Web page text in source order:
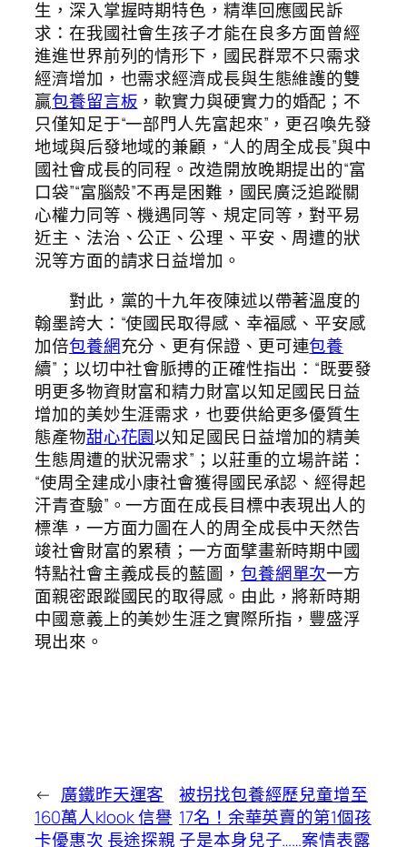
生，深入掌握時期特色，精準回應國民訴
求：在我國社會生孩子才能在良多方面曾經
進進世界前列的情形下，國民群眾不只需求
經濟增加，也需求經濟成長與生態維護的雙
贏包養留言板 ，軟實力與硬實力的婚配；不
只僅知足于“一部門人先富起來”，更召喚先發
地域與后發地域的兼顧，“人的周全成長”與中
國社會成長的同程。改造開放晚期提出的“富
口袋”“富腦殼”不再是困難，國民廣泛追蹤關
心權力同等、機遇同等、規定同等，對平易
近主、法治、公正、公理、平安、周遭的狀
況等方面的請求日益增加。
對此，黨的十九年夜陳述以帶著溫度的
翰墨誇大：“使國民取得感、幸福感、平安感
加倍包養網充分、更有保證、更可連包養
續”；以切中社會脈搏的正確性指出：“既要發
明更多物資財富和精力財富以知足國民日益
增加的美妙生涯需求，也要供給更多優質生
態產物甜心花園以知足國民日益增加的精美
生態周遭的狀況需求”；以莊重的立場許諾：
“使周全建成小康社會獲得國民承認、經得起
汗青查驗”。一方面在成長目標中表現出人的
標準，一方面力圖在人的周全成長中天然告
竣社會財富的累積；一方面擘畫新時期中國
特點社會主義成長的藍圖， 包養網單次一方
面親密跟蹤國民的取得感。由此，將新時期
中國意義上的美妙生涯之實際所指，豐盛浮
現出來。
← 廣鐵昨天運客
160萬人klook 信譽
卡優惠次 長途探親
被拐找包養經歷兒童增至
17名！余華英賣的第1個孩
子是本身兒子……案情表露